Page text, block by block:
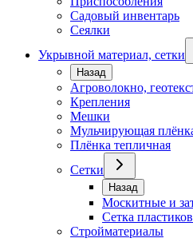
Садовый инвентарь
Сеялки
Укрывной материал, сетки
Назад
Агроволокно,
Крепления
Мешки
Мульчирующая
Плёнка тепличная
Сетки
Назад
Москитные и
Сетка
Стройматериалы